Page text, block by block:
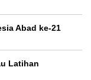
Abad ke-21
Latihan